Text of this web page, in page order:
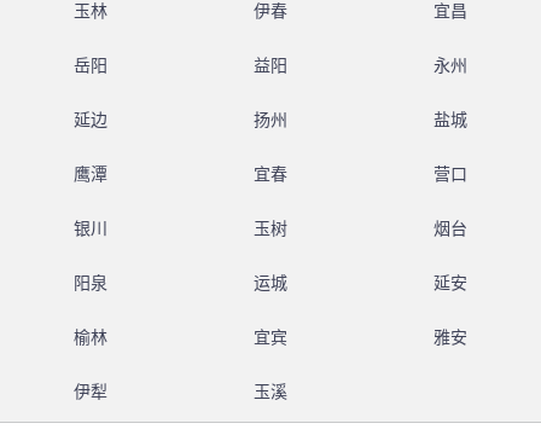
玉林 伊春 宜昌
岳阳 益阳 永州
延边 扬州 盐城
鹰潭 宜春 营口
银川 玉树 烟台
阳泉 运城 延安
榆林 宜宾 雅安
伊犁 玉溪